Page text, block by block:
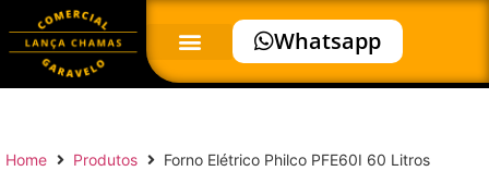
Whatsapp
Home Produtos Forno Elétrico Philco PFE60I 60 Litros